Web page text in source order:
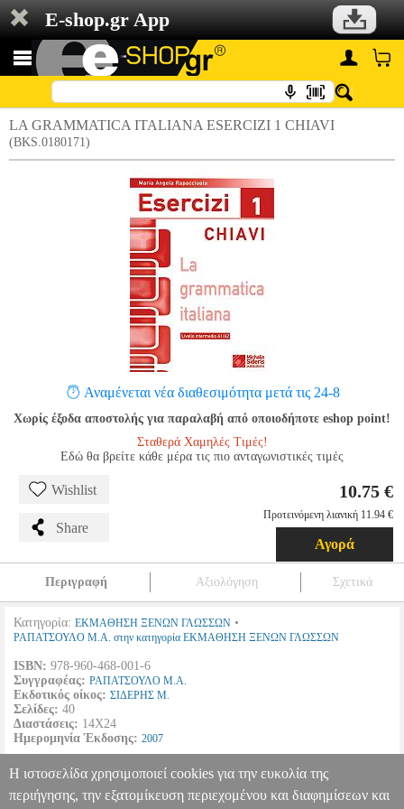
E-shop.gr App
LA GRAMMATICA ITALIANA ESERCIZI 1 CHIAVI
(BKS.0180171)
Αναμένεται νέα διαθεσιμότητα μετά τις 24-8
Χωρίς έξοδα αποστολής για παραλαβή από οποιοδήποτε eshop point!
Σταθερά Χαμηλές Τιμές!
Εδώ θα βρείτε κάθε μέρα τις πιο ανταγωνιστικές τιμές
Wishlist
Share
10.75 €
Προτεινόμενη λιανική 11.94 €
Αγορά
Περιγραφή Αξιολόγηση Σχετικά
Κατηγορία: ΕΚΜΑΘΗΣΗ ΞΕΝΩΝ ΓΛΩΣΣΩΝ •
ΡΑΠΑΤΣΟΥΛΟ Μ.Α. στην κατηγορία ΕΚΜΑΘΗΣΗ ΞΕΝΩΝ ΓΛΩΣΣΩΝ
ISBN: 978-960-468-001-6
Συγγραφέας: ΡΑΠΑΤΣΟΥΛΟ Μ.Α.
Εκδοτικός οίκος: ΣΙΔΕΡΗΣ Μ.
Σελίδες: 40
Διαστάσεις: 14Χ24
Ημερομηνία Έκδοσης: 2007
Λύσεις των ασκήσεων. Οδηγίες για την καλύτερη χρήση του βιβλίου La
lingua Italiana esercizi 1.
Η ιστοσελίδα χρησιμοποιεί cookies για την ευκολία της
περιήγησης, την εξατομίκευση περιεχομένου και διαφημίσεων και